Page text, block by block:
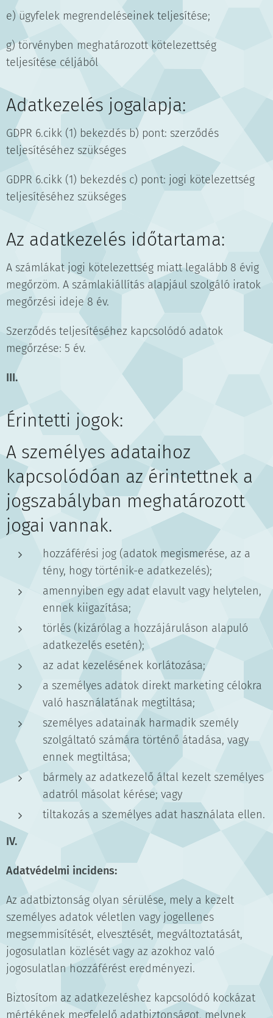
e) ügyfelek megrendeléseinek teljesítése;
g) törvényben meghatározott kötelezettség
teljesítése céljából
Adatkezelés jogalapja:
GDPR 6.cikk (1) bekezdés b) pont: szerződés
teljesítéséhez szükséges
GDPR 6.cikk (1) bekezdés c) pont: jogi kötelezettség
teljesítéséhez szükséges
Az adatkezelés időtartama:
A számlákat jogi kötelezettség miatt legalább 8 évig
megőrzöm. A számlakiállítás alapjául szolgáló iratok
megőrzési ideje 8 év.
Szerződés teljesítéséhez kapcsolódó adatok
megőrzése: 5 év.
III.
Érintetti jogok:
A személyes adataihoz
kapcsolódóan az érintettnek a
jogszabályban meghatározott
jogai vannak.
hozzáférési jog (adatok megismerése, az a
tény, hogy történik-e adatkezelés);
amennyiben egy adat elavult vagy helytelen,
ennek kiigazítása;
törlés (kizárólag a hozzájáruláson alapuló
adatkezelés esetén);
az adat kezelésének korlátozása;
a személyes adatok direkt marketing célokra
való használatának megtiltása;
személyes adatainak harmadik személy
szolgáltató számára történő átadása, vagy
ennek megtiltása;
bármely az adatkezelő által kezelt személyes
adatról másolat kérése; vagy
tiltakozás a személyes adat használata ellen.
IV.
Adatvédelmi incidens:
Az adatbiztonság olyan sérülése, mely a kezelt
személyes adatok véletlen vagy jogellenes
megsemmisítését, elvesztését, megváltoztatását,
jogosulatlan közlését vagy az azokhoz való
jogosulatlan hozzáférést eredményezi.
Biztosítom az adatkezeléshez kapcsolódó kockázat
mértékének megfelelő adatbiztonságot, melynek